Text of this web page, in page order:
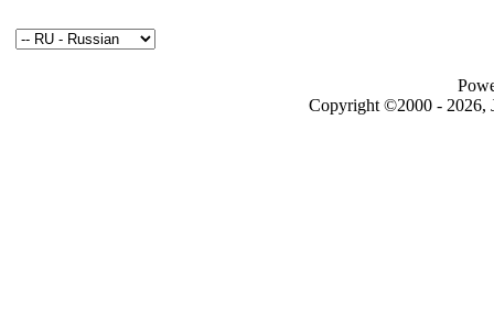
Copyright ©2000 - 2026,